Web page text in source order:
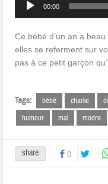
00:00
Ce bébé d’un an a
elles se referment sur
pas à ce petit garçon
Tags: bébé charlie
humour
mal modre
share 0